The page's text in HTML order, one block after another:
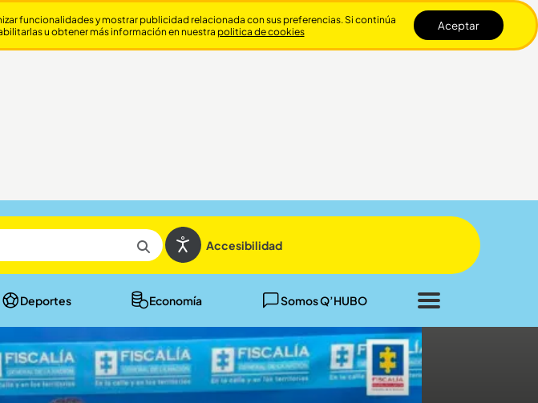
Accesibilidad
Deportes Economía Somos Q’HUBO
Cerrar
funcionalidades y mostrar publicidad relacionada con sus preferencias. Si continúa
u obtener más información en nuestra politica de cookies Aceptar